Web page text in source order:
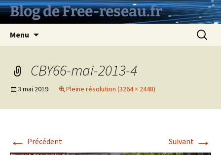
AllerBlog de Free-reseau.fr
Menu
CBY66-mai-2013-4
3 mai 2019 Pleine résolution (3264 × 2448)
← Précédent Suivant →